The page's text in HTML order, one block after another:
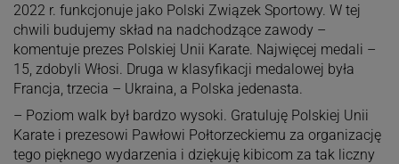
2022 r. funkcjonuje jako Polski Związek Sportowy. W tej
chwili budujemy skład na nadchodzące zawody –
komentuje prezes Polskiej Unii Karate. Najwięcej medali –
15, zdobyli Włosi. Druga w klasyfikacji medalowej była
Francja, trzecia – Ukraina, a Polska jedenasta.
– Poziom walk był bardzo wysoki. Gratuluję Polskiej Unii
Karate i prezesowi Pawłowi Połtorzeckiemu za organizację
tego pięknego wydarzenia i dziękuję kibicom za tak liczny